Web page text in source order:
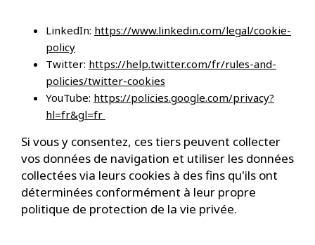
LinkedIn: https://www.linkedin.com/legal/cookie-
policy
Twitter: https://help.twitter.com/fr/rules-and-
policies/twitter-cookies
YouTube: https://policies.google.com/privacy?
hl=fr&gl=fr
Si vous y consentez, ces tiers peuvent collecter
vos données de navigation et utiliser les données
collectées via leurs cookies à des fins qu'ils ont
déterminées conformément à leur propre
politique de protection de la vie privée.